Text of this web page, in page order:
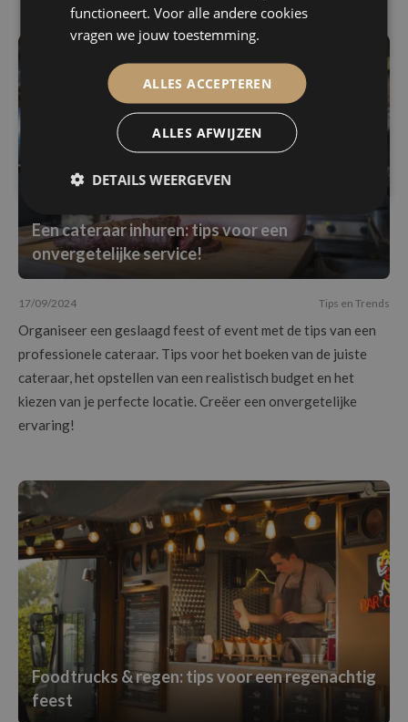
Een cateraar inhuren: tips voor een
onvergetelijke service!
Tips en Trends
17/09/2024
Organiseer een geslaagd feest of event met de tips van een
professionele cateraar. Tips voor het boeken van de juiste
cateraar, het opstellen van een realistisch budget en het
kiezen van je perfecte locatie. Creëer een onvergetelijke
ervaring!
Foodtrucks & regen: tips voor een regenachtig
feest
functioneert. Voor alle andere cookies
vragen we jouw toestemming.
ALLES ACCEPTEREN
ALLES AFWIJZEN
DETAILS WEERGEVEN